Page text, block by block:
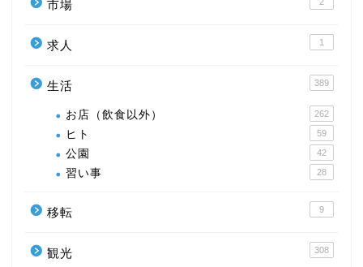
市場
求人 1
生活 389
お店（飲食以外） 262
ヒト 59
公園 42
習い事 28
移転 9
観光 308